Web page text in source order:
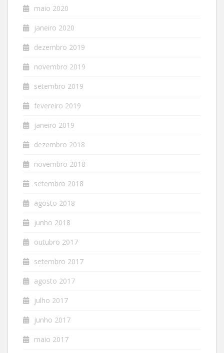
maio 2020
janeiro 2020
dezembro 2019
novembro 2019
setembro 2019
fevereiro 2019
janeiro 2019
dezembro 2018
novembro 2018
setembro 2018
agosto 2018
junho 2018
outubro 2017
setembro 2017
agosto 2017
julho 2017
junho 2017
maio 2017